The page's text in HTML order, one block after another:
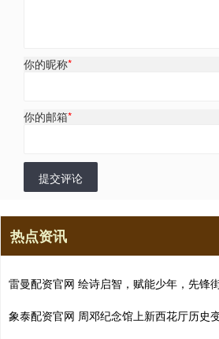
你的昵称*
你的邮箱*
提交评论
热点资讯
雷曼配资官网 绘诗启智，赋能少年，先锋
象泰配资官网 周邓纪念馆上新西花厅历史